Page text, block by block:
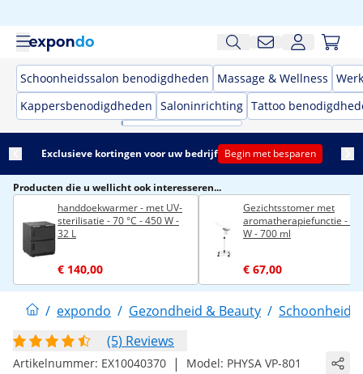
Schoonheidssalon benodigdheden Massage & Wellness
Kappersbenodigdheden Saloninrichting Tattoo
Exclusieve kortingen voor uw bedrijf Begin met besparen
Producten die u wellicht ook interesseren...
handdoekwarmer - met UV-
sterilisatie - 70 °C - 450 W -
32 L
€ 140,00
Gezichtsstomer met
aromatherapiefunctie -
W - 700 ml
€ 67,00
/ expondo / Gezondheid & Beauty /
(5) Reviews
Artikelnummer: EX10040370 | Model: PHYSA VP-801